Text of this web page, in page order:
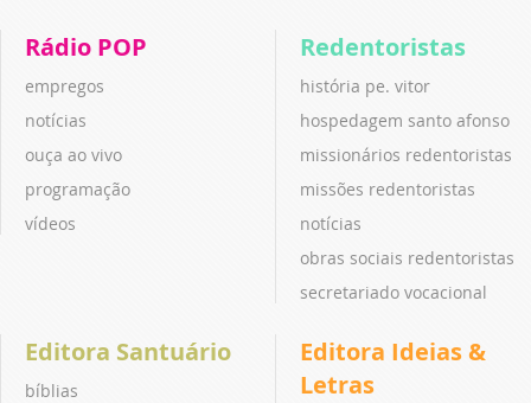
Rádio POP
empregos
notícias
ouça ao vivo
programação
vídeos
Redentoristas
história pe. vitor
hospedagem santo afonso
missionários redentoristas
missões redentoristas
notícias
obras sociais redentoristas
secretariado vocacional
Editora Santuário
bíblias
Editora Ideias &
Letras